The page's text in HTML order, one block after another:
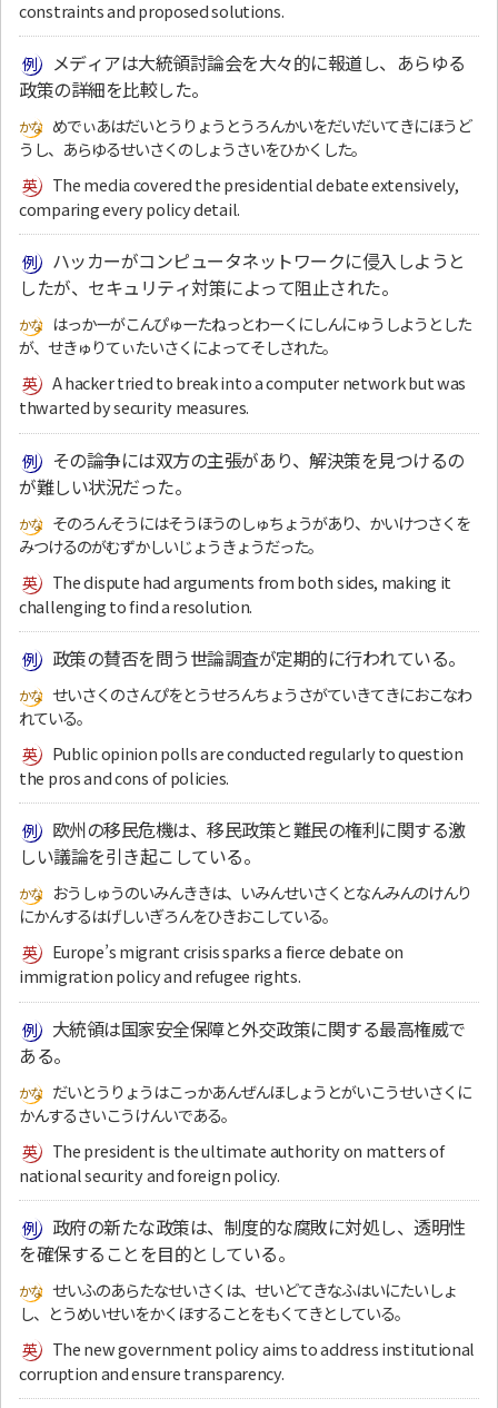
constraints and proposed solutions.
メディアは大統領討論会を大々的に報道し、あらゆる
政策の詳細を比較した。
めでぃあはだいとうりょうとうろんかいをだいだいてきにほうど
うし、あらゆるせいさくのしょうさいをひかくした。
The media covered the presidential debate extensively,
comparing every policy detail.
ハッカーがコンピュータネットワークに侵入しようと
したが、セキュリティ対策によって阻止された。
はっかーがこんぴゅーたねっとわーくにしんにゅうしようとした
が、せきゅりてぃたいさくによってそしされた。
A hacker tried to break into a computer network but was
thwarted by security measures.
その論争には双方の主張があり、解決策を見つけるの
が難しい状況だった。
そのろんそうにはそうほうのしゅちょうがあり、かいけつさくを
みつけるのがむずかしいじょうきょうだった。
The dispute had arguments from both sides, making it
challenging to find a resolution.
政策の賛否を問う世論調査が定期的に行われている。
せいさくのさんぴをとうせろんちょうさがていきてきにおこなわ
れている。
Public opinion polls are conducted regularly to question
the pros and cons of policies.
欧州の移民危機は、移民政策と難民の権利に関する激
しい議論を引き起こしている。
おうしゅうのいみんききは、いみんせいさくとなんみんのけんり
にかんするはげしいぎろんをひきおこしている。
Europe’s migrant crisis sparks a fierce debate on
immigration policy and refugee rights.
大統領は国家安全保障と外交政策に関する最高権威で
ある。
だいとうりょうはこっかあんぜんほしょうとがいこうせいさくに
かんするさいこうけんいである。
The president is the ultimate authority on matters of
national security and foreign policy.
政府の新たな政策は、制度的な腐敗に対処し、透明性
を確保することを目的としている。
せいふのあらたなせいさくは、せいどてきなふはいにたいしょ
し、とうめいせいをかくほすることをもくてきとしている。
The new government policy aims to address institutional
corruption and ensure transparency.